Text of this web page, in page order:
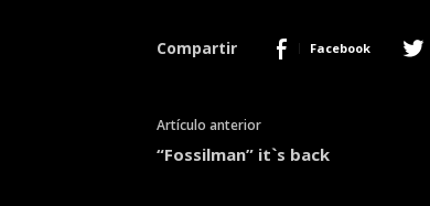
Compartir Facebook
Artículo anterior
“Fossilman” it`s back